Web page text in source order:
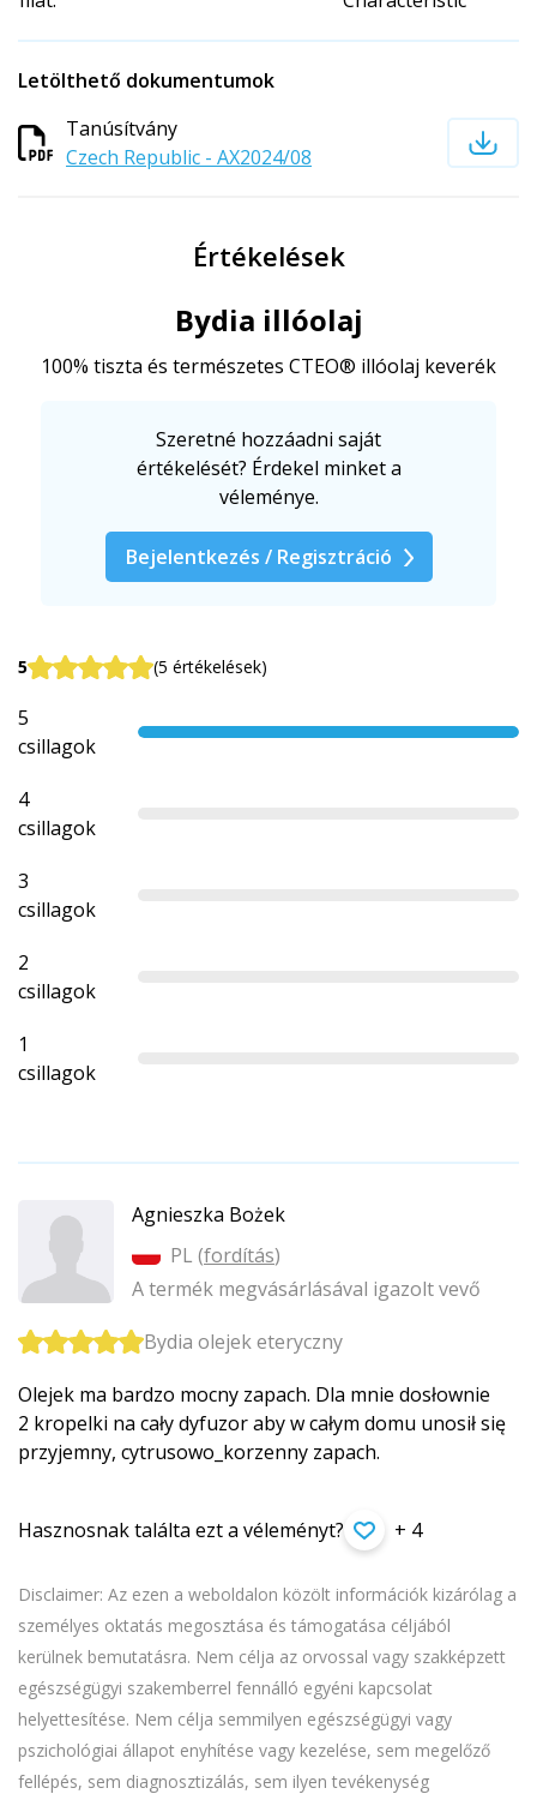
Letölthető dokumentumok
Tanúsítvány
Czech Republic - AX2024/08
Értékelések
Bydia illóolaj
100% tiszta és természetes CTEO® illóolaj keverék
Szeretné hozzáadni saját
értékelését? Érdekel minket a
véleménye.
Bejelentkezés / Regisztráció
5 (5 értékelések)
5
csillagok
4
csillagok
3
csillagok
2
csillagok
1
csillagok
Agnieszka Bożek
PL (fordítás)
A termék megvásárlásával igazolt vevő
Bydia olejek eteryczny
Olejek ma bardzo mocny zapach. Dla mnie dosłownie
2 kropelki na cały dyfuzor aby w całym domu unosił się
przyjemny, cytrusowo_korzenny zapach.
Hasznosnak találta ezt a véleményt? + 4
Disclaimer: Az ezen a weboldalon közölt információk kizárólag a
személyes oktatás megosztása és támogatása céljából
kerülnek bemutatásra. Nem célja az orvossal vagy szakképzett
egészségügyi szakemberrel fennálló egyéni kapcsolat
helyettesítése. Nem célja semmilyen egészségügyi vagy
pszichológiai állapot enyhítése vagy kezelése, sem megelőző
fellépés, sem diagnosztizálás, sem ilyen tevékenység